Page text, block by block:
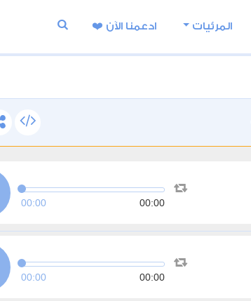
المرئيات ادعمنا اﻵن ❤️
00:00 00:00
00:00 00:00